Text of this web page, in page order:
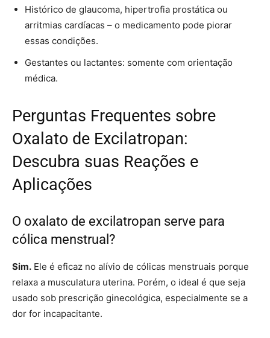
Histórico de glaucoma, hipertrofia prostática ou
arritmias cardíacas – o medicamento pode piorar
essas condições.
Gestantes ou lactantes: somente com orientação
médica.
Perguntas Frequentes sobre
Oxalato de Excilatropan:
Descubra suas Reações e
Aplicações
O oxalato de excilatropan serve para
cólica menstrual?
Sim. Ele é eficaz no alívio de cólicas menstruais porque
relaxa a musculatura uterina. Porém, o ideal é que seja
usado sob prescrição ginecológica, especialmente se a
dor for incapacitante.